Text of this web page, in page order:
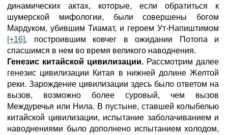
динамических актах, которые, если обратиться к
шумерской мифологии, были совершены богом
Мардуком, убившим Тиамат, и героем Ут-Напиштимом
[+16], построившим ковчег в ожидании Потопа и
спасшимся в нем во время великого наводнения.
Генезис китайской цивилизации. Рассмотрим далее
генезис цивилизации Китая в нижней долине Желтой
реки. Зарождение цивилизации здесь было ответом на
вызов, возможно более суровый, чем вызов
Междуречья или Нила. В пустыне, ставшей колыбелью
китайской цивилизации, испытание заболачиванием и
наводнениями было дополнено испытанием холодом,